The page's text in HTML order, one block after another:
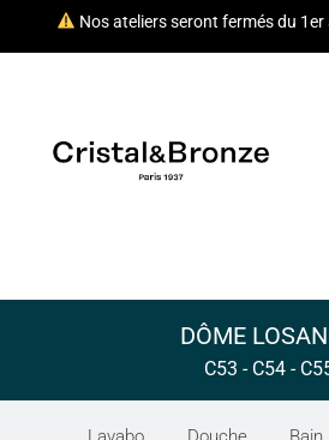
Nos ateliers seront fermés du
DÔME
C53 - C54 -